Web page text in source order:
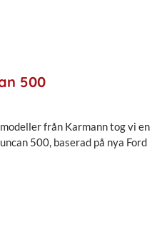
500
från Karmann tog vi en
500, baserad på nya Ford